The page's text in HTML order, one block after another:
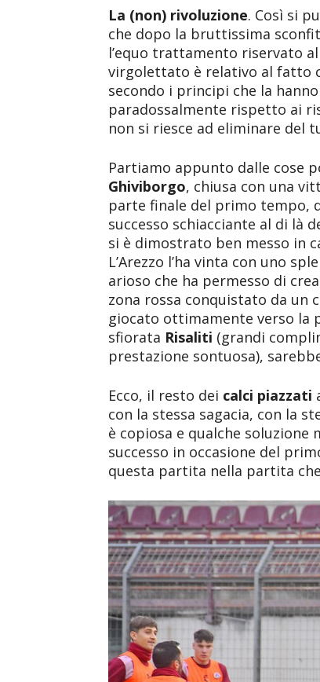
La (non) rivoluzione. Così si
che dopo la bruttissima
l’equo trattamento riservato
virgolettato è relativo al fatto
secondo i principi che la
paradossalmente rispetto ai
non si riesce ad eliminare del
Partiamo appunto dalle cose
Ghiviborgo, chiusa con una
parte finale del primo tempo,
successo schiacciante al di là
si è dimostrato ben messo in
L’Arezzo l’ha vinta con uno
arioso che ha permesso di
zona rossa conquistato da un
giocato ottimamente verso la
sfiorata Risaliti (grandi
prestazione sontuosa),
Ecco, il resto dei calci piazzati
con la stessa sagacia, con la
è copiosa e qualche
successo in occasione del
questa partita nella partita